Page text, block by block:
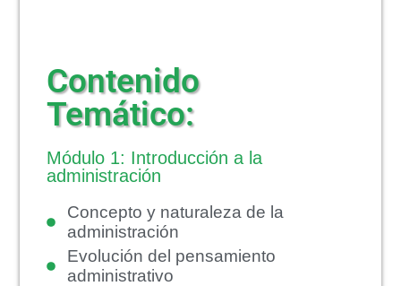
Contenido
Temático:
Módulo 1: Introducción a la
administración
Concepto y naturaleza de la
administración
Evolución del pensamiento
administrativo